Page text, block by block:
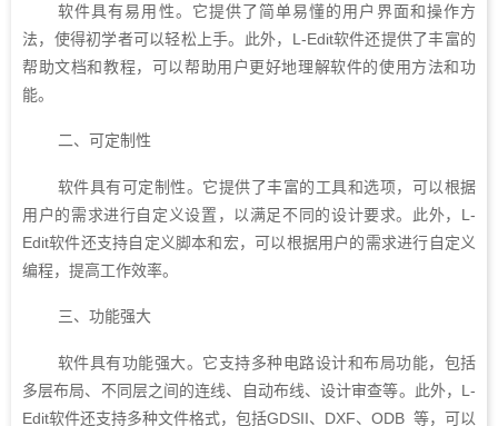
软件具有易用性。它提供了简单易懂的用户界面和操作方
法，使得初学者可以轻松上手。此外，L-Edit软件还提供了丰富的
帮助文档和教程，可以帮助用户更好地理解软件的使用方法和功
能。
二、可定制性
软件具有可定制性。它提供了丰富的工具和选项，可以根据
用户的需求进行自定义设置，以满足不同的设计要求。此外，L-
Edit软件还支持自定义脚本和宏，可以根据用户的需求进行自定义
编程，提高工作效率。
三、功能强大
软件具有功能强大。它支持多种电路设计和布局功能，包括
多层布局、不同层之间的连线、自动布线、设计审查等。此外，L-
Edit软件还支持多种文件格式，包括GDSII、DXF、ODB 等，可以